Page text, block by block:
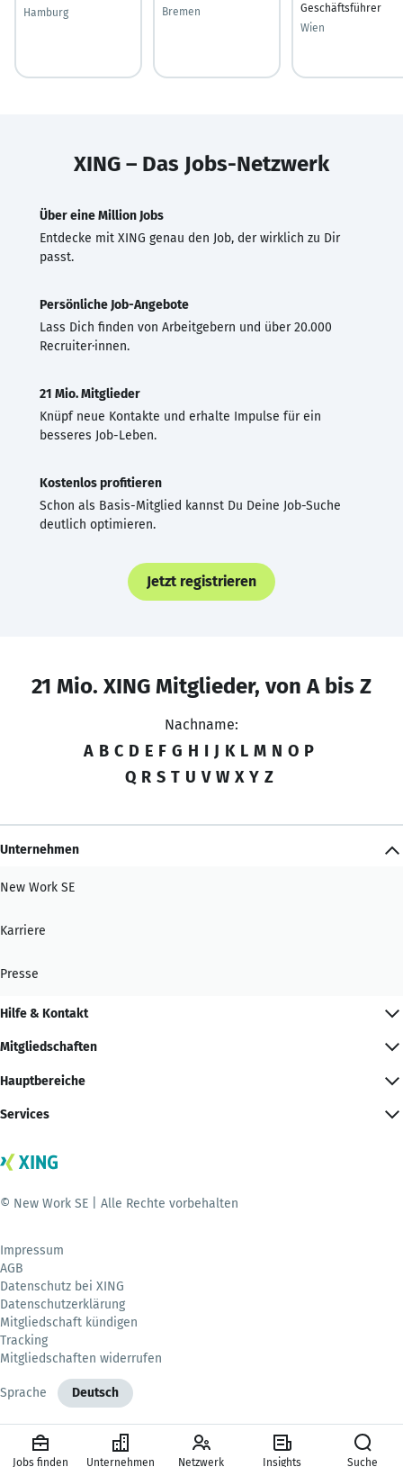
Hamburg
Bremen
Geschäftsführer
Wien
XING – Das Jobs-Netzwerk
Über eine Million Jobs
Entdecke mit XING genau den Job, der wirklich zu Dir
passt.
Persönliche Job-Angebote
Lass Dich finden von Arbeitgebern und über 20.000
Recruiter·innen.
21 Mio. Mitglieder
Knüpf neue Kontakte und erhalte Impulse für ein
besseres Job-Leben.
Kostenlos profitieren
Schon als Basis-Mitglied kannst Du Deine Job-Suche
deutlich optimieren.
Jetzt registrieren
21 Mio. XING Mitglieder, von A bis Z
Nachname:
A B C D E F G H I J K L M N O P
Q R S T U V W X Y Z
Unternehmen
New Work SE
Karriere
Presse
Hilfe & Kontakt
Mitgliedschaften
Hauptbereiche
Services
© New Work SE | Alle Rechte vorbehalten
Impressum
AGB
Datenschutz bei XING
Datenschutzerklärung
Mitgliedschaft kündigen
Tracking
Mitgliedschaften widerrufen
Sprache Deutsch
Jobs finden Unternehmen Netzwerk Insights Suche